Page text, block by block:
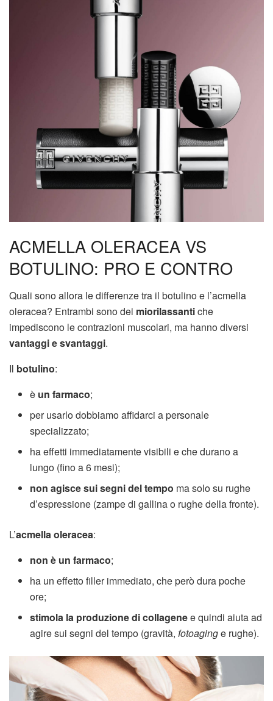
ACMELLA OLERACEA VS
BOTULINO: PRO E CONTRO
Quali sono allora le differenze tra il botulino e l’acmella
oleracea? Entrambi sono dei miorilassantiche
impediscono le contrazioni muscolari, ma hanno diversi
vantaggi e svantaggi.
Il botulino:
è un farmaco;
per usarlo dobbiamo affidarci a personale
specializzato;
ha effetti immediatamente visibili e che durano a
lungo (fino a 6 mesi);
non agisce sui segni del tempo ma solo su rughe
d’espressione (zampe di gallina o rughe della fronte).
L’acmella oleracea:
non è un farmaco;
ha un effetto filler immediato, che però dura poche
ore;
stimola la produzione di collagenee quindi aiuta ad
agire sui segni del tempo (gravità,fotoaginge rughe).